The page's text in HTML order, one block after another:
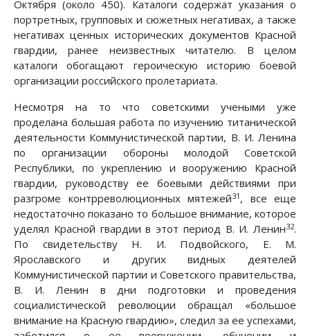
Октября (около 450). Каталоги содержат указания о
портретных, групповых и сюжетных негативах, а также
негативах ценных исторических документов Красной
гвардии, ранее неизвестных читателю. В целом
каталоги обогащают героическую историю боевой
организации российского пролетариата.
Несмотря на то что советскими учеными уже
проделана большая работа по изучению титанической
деятельности Коммунистической партии, В. И. Ленина
по организации обороны молодой Советской
Республики, по укреплению и вооружению Красной
гвардии, руководству ее боевыми действиями при
разгроме контрреволюционных мятежей31 , все еще
недостаточно показано то большое внимание, которое
уделял Красной гвардии в этот период В. И. Ленин32.
По свидетельству Н. И. Подвойского, Е. М.
Ярославского и других видных деятелей
Коммунистической партии и Советского правительства,
В. И. Ленин в дни подготовки и проведения
социалистической революции обращал «большое
внимание на Красную гвардию», следил за ее успехами,